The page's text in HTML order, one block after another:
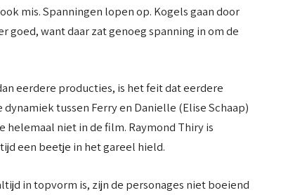
mis. Spanningen lopen op. Kogels gaan door
goed, want daar zat genoeg spanning in om de
eerdere producties, is het feit dat eerdere
tussen Ferry en Danielle (Elise Schaap)
helemaal niet in de film. Raymond Thiry is
een beetje in het gareel hield.
in topvorm is, zijn de personages niet boeiend